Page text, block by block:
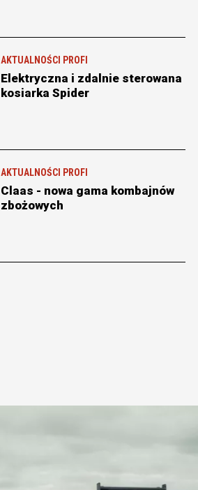
AKTUALNOŚCI PROFI
Elektryczna i zdalnie sterowana
kosiarka Spider
AKTUALNOŚCI PROFI
Claas - nowa gama kombajnów
zbożowych